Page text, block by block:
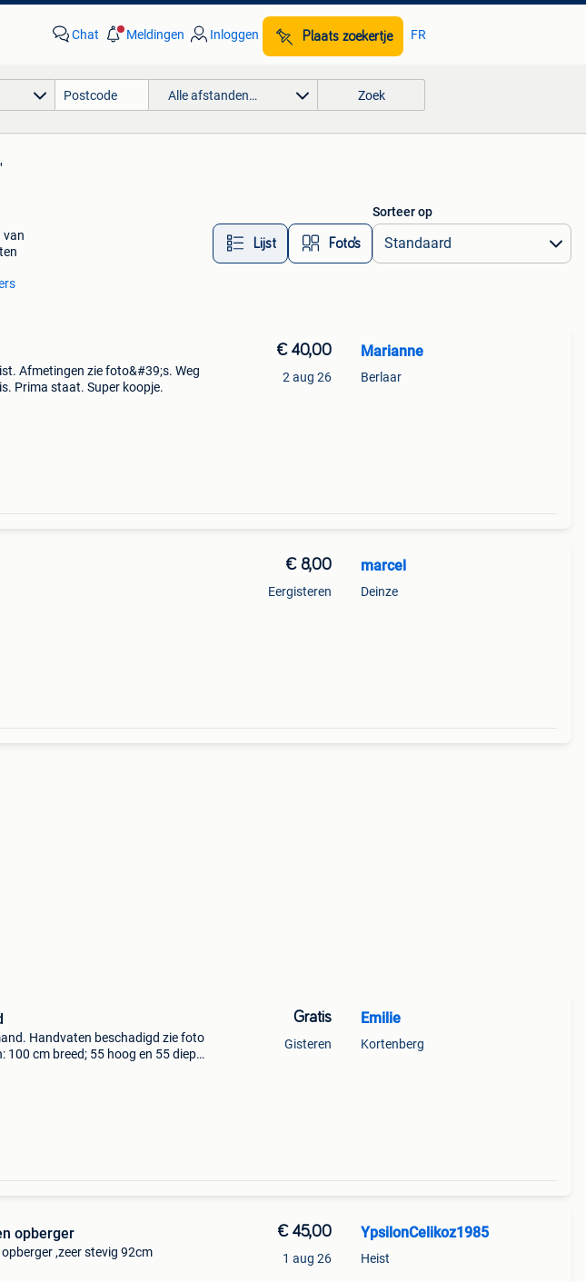
Chat Meldingen Inloggen Plaats zoekertje FR
Alle afstanden… Zoek
van
Lijst Foto’s
Sorteer op
Afmetingen zie foto&#39;s. Weg
Prima staat. Super koopje.
€ 40,00
2 aug 26
Marianne
Berlaar
€ 8,00
Eergisteren
marcel
Deinze
Handvaten beschadigd zie foto
100 cm breed; 55 hoog en 55 diep
Gratis
Gisteren
Emilie
Kortenberg
opberger
,zeer stevig 92cm
€ 45,00
1 aug 26
YpsilonCelikoz1985
Heist